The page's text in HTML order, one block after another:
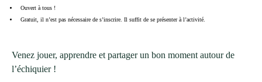
Ouvert à tous !
Gratuit, il n’est pas nécessaire de s’inscrire. Il suffit de se présenter à l’activité.
Venez jouer, apprendre et partager un bon moment autour de
l’échiquier !